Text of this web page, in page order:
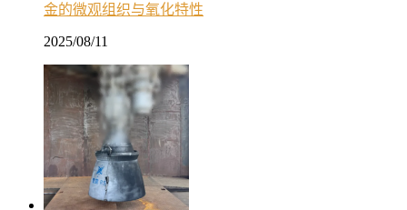
金的微观组织与氧化特性
2025/08/11